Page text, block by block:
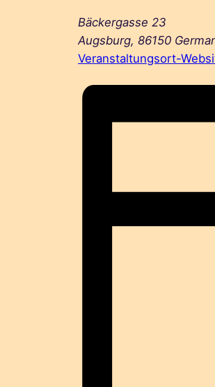
Bäckergasse 23
Augsburg, 86150
Veranstaltungsort-